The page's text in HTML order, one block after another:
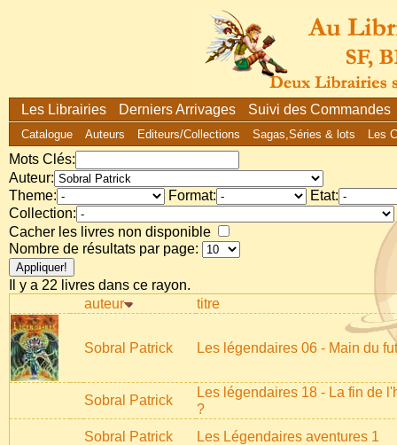
Les Librairies Derniers Arrivages Suivi des Commandes
Catalogue Auteurs Editeurs/Collections Sagas,Séries & lots Les
Mots Clés:
Auteur:
Theme:
Format:
Etat:
Collection:
Cacher les livres non disponible
Nombre de résultats par page:
Il y a 22 livres dans ce rayon.
auteur
titre
Sobral Patrick Les légendaires 06 - Main du
Sobral Patrick
Les légendaires 18 - La fin de
?
Sobral Patrick
Les Légendaires aventures 1